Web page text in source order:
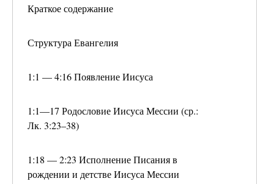
Краткое содержание
Структура Евангелия
1:1 — 4:16 Появление Иисуса
1:1—17 Родословие Иисуса Мессии (ср.:
Лк. 3:23–38)
1:18 — 2:23 Исполнение Писания в
рождении и детстве Иисуса Мессии